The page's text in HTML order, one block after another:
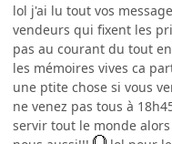
lol j'ai lu tout vos
vendeurs qui fixent les
pas au courant du tout
les mémoires vives ca
une ptite chose si vous
ne venez pas tous à
servir tout le monde